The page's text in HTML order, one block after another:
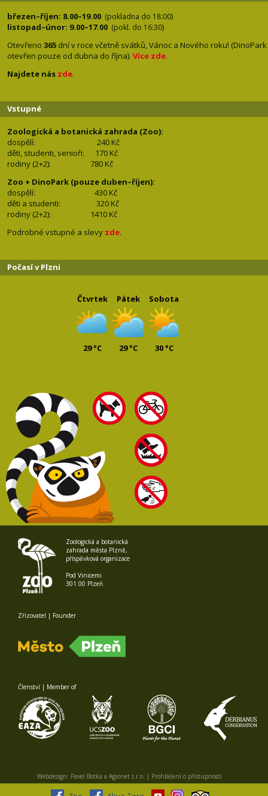
březen–říjen: 8.00–19.00 (pokladna do 18:00)
listopad–únor: 9.00–17.00 (pokl. do 16:30)
Otevřeno 365 dní v roce včetně svátků, Vánoc a Nového roku! (DinoPark
otevřen pouze od dubna do října). Více zde.
Najdete nás zde.
Vstupné
Zoologická a botanická zahrada (Zoo):
dospělí:
240 Kč
děti, studenti, senioři: 170 Kč
rodiny (2+2): 780 Kč
Zoo + DinoPark (pouze duben–říjen):
dospělí: 430 Kč
děti a studenti: 320 Kč
rodiny (2+2): 1410 Kč
Podrobné vstupné a slevy zde.
Počasí v Plzni
Čtvrtek
29 °C
Pátek
29 °C
Sobota
30 °C
Zoologická a botanická
zahrada města Plzně,
příspěvková organizace
Pod Vinicemi
301 00 Plzeň
Zřizovatel | Founder
Členství | Member of
Webdesign: Pavel Botka a Agionet s.r.o. | Prohlášení o přístupnosti